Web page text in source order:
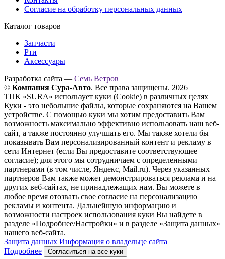
Согласие на обработку персональных данных
Каталог товаров
Запчасти
Рти
Аксессуары
Разработка сайта — Семь Ветров
© Компания Сура-Авто. Все права защищены. 2026
ТПК «SURA» использует куки (Cookie) в различных целях
Куки - это небольшие файлы, которые сохраняются на Вашем
устройстве. С помощью куки мы хотим предоставить Вам
возможность максимально эффективно использовать наш веб-
сайт, а также постоянно улучшать его. Мы также хотели бы
показывать Вам персонализированный контент и рекламу в
сети Интернет (если Вы предоставите соответствующее
согласие); для этого мы сотрудничаем с определенными
партнерами (в том числе, Яндекс, Mail.ru). Через указанных
партнеров Вам также может демонстрироваться реклама и на
других веб-сайтах, не принадлежащих нам. Вы можете в
любое время отозвать свое согласие на персонализацию
рекламы и контента. Дальнейшую информацию и
возможности настроек использования куки Вы найдете в
разделе «Подробнее/Настройки» и в разделе «Защита данных»
нашего веб-сайта.
Защита данных Информация о владельце сайта
Подробнее
Согласиться на все куки